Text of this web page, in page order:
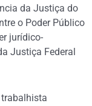
da Justiça do
o Poder Público
jurídico-
Justiça Federal